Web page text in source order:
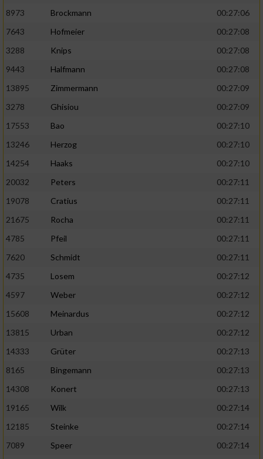
8973
Brockmann
00:27:06
7643
Hofmeier
00:27:08
3288
Knips
00:27:08
9443
Halfmann
00:27:08
13895
Zimmermann
00:27:09
3278
Ghisiou
00:27:09
17553
Bao
00:27:10
13246
Herzog
00:27:10
14254
Haaks
00:27:10
20032
Peters
00:27:11
19078
Cratius
00:27:11
21675
Rocha
00:27:11
4785
Pfeil
00:27:11
7620
Schmidt
00:27:11
4735
Losem
00:27:12
4597
Weber
00:27:12
15608
Meinardus
00:27:12
13815
Urban
00:27:12
14333
Grüter
00:27:13
8165
Bingemann
00:27:13
14308
Konert
00:27:13
19165
Wilk
00:27:14
12185
Steinke
00:27:14
7089
Speer 00:27:14